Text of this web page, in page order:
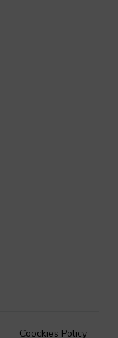
Coockies Policy